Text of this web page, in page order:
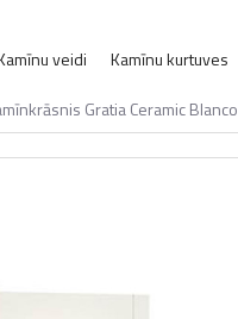
veidi Kamīnu kurtuves
Gratia Ceramic Blanco